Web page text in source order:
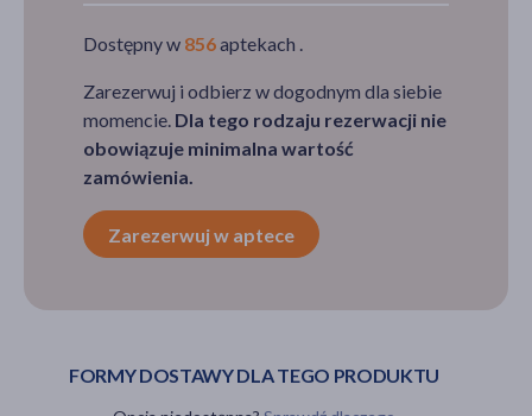
Dostępny w 856aptekach .
Zarezerwuj i odbierz w dogodnym dla siebie
momencie. Dla tego rodzaju rezerwacji nie
obowiązuje minimalna wartość
zamówienia.
Zarezerwuj w aptece
FORMY DOSTAWY DLA TEGO PRODUKTU